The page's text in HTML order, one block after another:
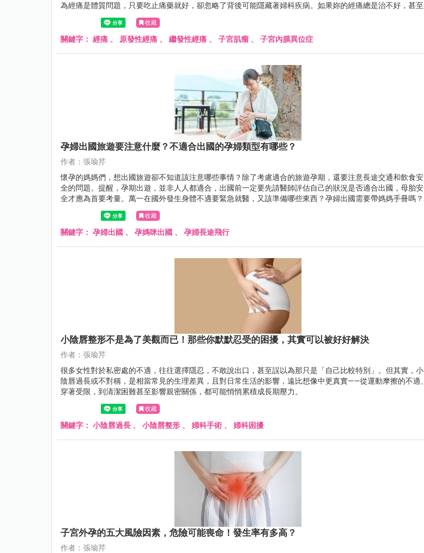
為經痛是體質問題，只要吃止痛藥就好，卻忽略了背後可能隱藏著婦科疾病。如果妳的經痛總是治不好，甚至
隨著年紀越來越嚴重，可能是身體正在告訴妳：「這裡出問題了！」
收藏
關鍵字： 經痛 、 原發性經痛 、 繼發性經痛 、 子宮肌瘤 、 子宮內膜異位症
孕婦出國旅遊要注意什麼？不適合出國的孕婦類型有哪些？
作者：張瑜芹
懷孕的媽媽們，想出國旅遊卻不知道該注意哪些事情？除了考慮適合的旅遊孕期，還要注意長途交通和飲食安
全的問題。提醒，孕期出遊，並非人人都適合，出國前一定要先請醫師評估自己的狀況是否適合出國，母胎安
全才應為首要考量。萬一在國外發生身體不適要緊急就醫，又該準備哪些東西？孕婦出國需要帶媽媽手冊嗎？
這篇文章由婦產科張瑜芹醫師，帶你一起來了解這些重要的資訊。
收藏
關鍵字： 孕婦出國 、 孕媽咪出國 、 孕婦長途飛行
小陰唇整形不是為了美觀而已！那些你默默忍受的困擾，其實可以被好好解決
作者：張瑜芹
很多女性對於私密處的不適，往往選擇隱忍，不敢說出口，甚至誤以為那只是「自己比較特別」。但其實，小
陰唇過長或不對稱，是相當常見的生理差異，且對日常生活的影響，遠比想像中更真實——從運動摩擦的不適、
穿著受限，到清潔困難甚至影響親密關係，都可能悄悄累積成長期壓力。
收藏
關鍵字： 小陰唇過長 、 小陰唇整形 、 婦科手術 、 婦科困擾
子宮外孕的五大風險因素，危險可能喪命！發生率有多高？
作者：張瑜芹